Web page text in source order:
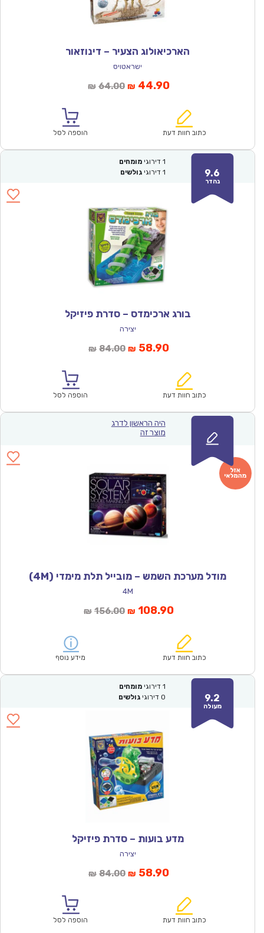
הארכיאולוג הצעיר – דינוזאור
ישראטויס
₪ 64.00המחיר
₪64.00.
₪ 44.90המחיר
הוא:
כתוב חוות דעת הוספה לסל
9.6
נהדר
1 דירוגי מומחים
1 דירוגי גולשים
בורג ארכימדס – סדרת פיזיקל
יצירה
₪ 84.00המחיר
₪84.00.
₪ 58.90המחיר
הוא:
כתוב חוות דעת הוספה לסל
היה הראשון לדרג
מוצר זה
מודל מערכת השמש – מובייל תלת מימדי (4M)
4M
₪ 156.00המחיר
₪156.00.
₪ 108.90המחיר
הוא:
כתוב חוות דעת מידע נוסף
9.2
מעולה
1 דירוגי מומחים
0 דירוגי גולשים
מדע בועות – סדרת פיזיקל
יצירה
₪ 84.00המחיר
₪84.00.
₪ 58.90המחיר
הוא:
כתוב חוות דעת הוספה לסל